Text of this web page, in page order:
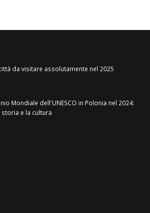
da visitare assolutamente nel 2025
Mondiale dell'UNESCO in Polonia nel 2024:
e la cultura